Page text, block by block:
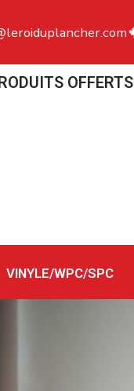
OFFERTS
VINYLE/WPC/SPC